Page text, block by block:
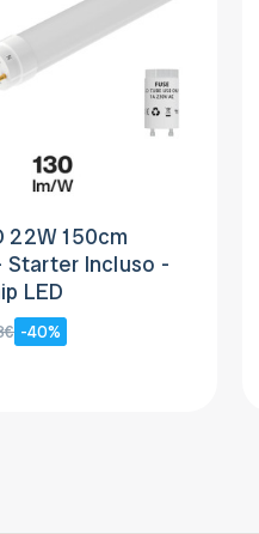
22W 150cm
Starter Incluso -
LED
-40%